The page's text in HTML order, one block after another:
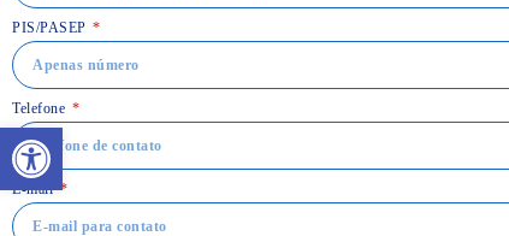
PIS/PASEP
Telefone
E-mail
Abrir a barra de ferramentas